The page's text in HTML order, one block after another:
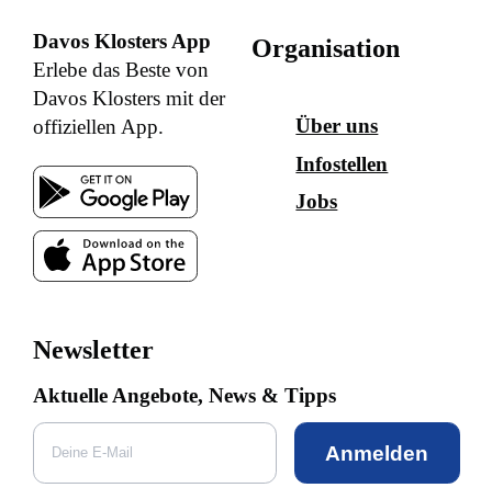
Davos Klosters App
Erlebe das Beste von
Davos Klosters mit der
offiziellen App.
Organisation
Über uns
Infostellen
Jobs
Newsletter
Aktuelle Angebote, News & Tipps
Anmelden